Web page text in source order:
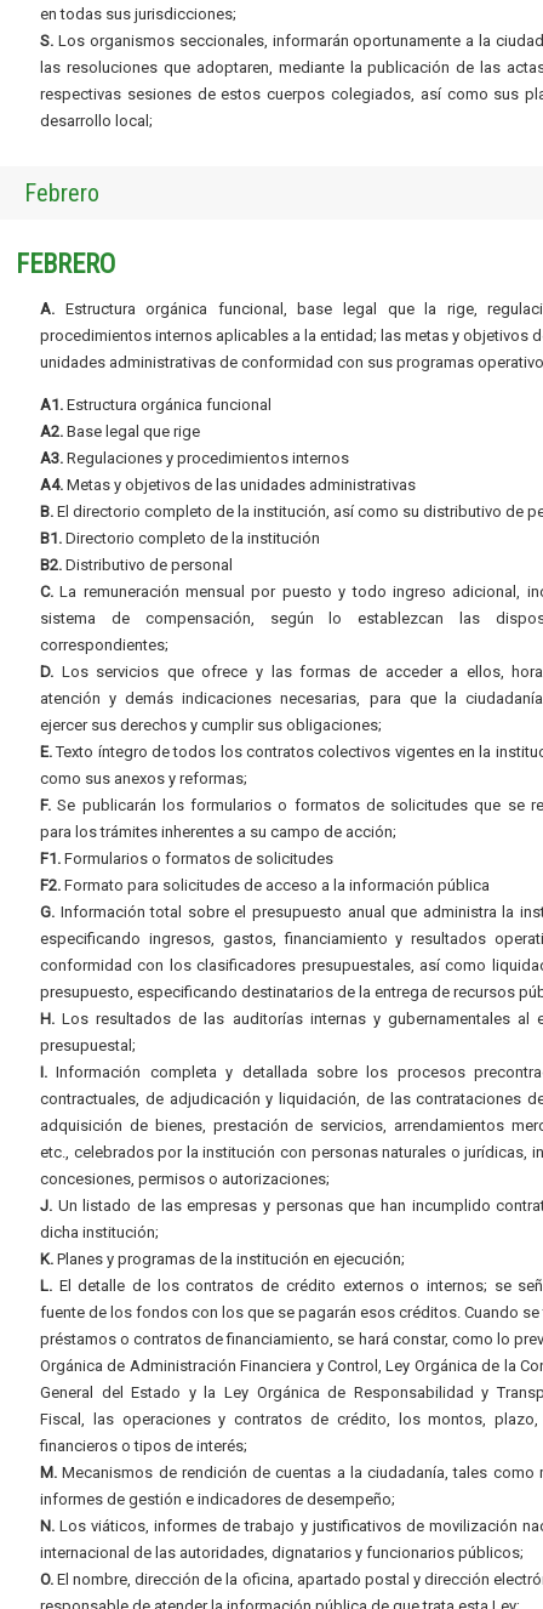
en todas sus jurisdicciones;
S. Los organismos seccionales, informarán oportunamente a la
las resoluciones que adoptaren, mediante la publicación de las
respectivas sesiones de estos cuerpos colegiados, así como sus
desarrollo local;
Febrero
FEBRERO
A. Estructura orgánica funcional, base legal que la rige,
procedimientos internos aplicables a la entidad; las metas y objetivos
unidades administrativas de conformidad con sus programas
A1. Estructura orgánica funcional
A2. Base legal que rige
A3. Regulaciones y procedimientos internos
A4. Metas y objetivos de las unidades administrativas
B. El directorio completo de la institución, así como su distributivo de
B1. Directorio completo de la institución
B2. Distributivo de personal
C. La remuneración mensual por puesto y todo ingreso adicional,
sistema de compensación, según lo establezcan las
correspondientes;
D. Los servicios que ofrece y las formas de acceder a ellos,
atención y demás indicaciones necesarias, para que la
ejercer sus derechos y cumplir sus obligaciones;
E.Texto íntegro de todos los contratos colectivos vigentes en la
como sus anexos y reformas;
F. Se publicarán los formularios o formatos de solicitudes que se
para los trámites inherentes a su campo de acción;
F1. Formularios o formatos de solicitudes
F2. Formato para solicitudes de acceso a la información pública
G. Información total sobre el presupuesto anual que administra la
especificando ingresos, gastos, financiamiento y resultados
conformidad con los clasificadores presupuestales, así como
presupuesto, especificando destinatarios de la entrega de recursos
H. Los resultados de las auditorías internas y gubernamentales al
presupuestal;
I. Información completa y detallada sobre los procesos
contractuales, de adjudicación y liquidación, de las contrataciones
adquisición de bienes, prestación de servicios, arrendamientos
etc., celebrados por la institución con personas naturales o jurídicas,
concesiones, permisos o autorizaciones;
J. Un listado de las empresas y personas que han incumplido
dicha institución;
K. Planes y programas de la institución en ejecución;
L. El detalle de los contratos de crédito externos o internos; se
fuente de los fondos con los que se pagarán esos créditos. Cuando se
préstamos o contratos de financiamiento, se hará constar, como lo
Orgánica de Administración Financiera y Control, Ley Orgánica de la
General del Estado y la Ley Orgánica de Responsabilidad y
Fiscal, las operaciones y contratos de crédito, los montos,
financieros o tipos de interés;
M. Mecanismos de rendición de cuentas a la ciudadanía, tales como
informes de gestión e indicadores de desempeño;
N. Los viáticos, informes de trabajo y justificativos de movilización
internacional de las autoridades, dignatarios y funcionarios públicos;
O. El nombre, dirección de la oficina, apartado postal y dirección